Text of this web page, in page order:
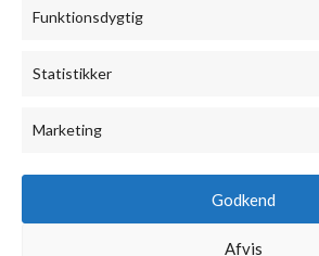
Funktionsdygtig
Statistikker
Marketing
Godkend
Afvis
Kontakt
Fortryd køb
Favoritliste
Adresser
AR JØRGENSEN - ALLE RETTIGHEDER FORBEHOLDES